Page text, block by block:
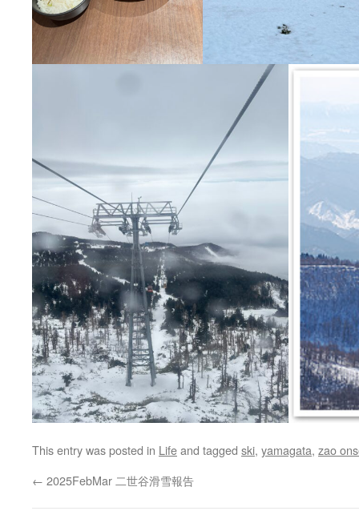
This entry was posted in Lifeand tagged ski, yamagata, zao
← 2025FebMar 二世谷滑雪報告